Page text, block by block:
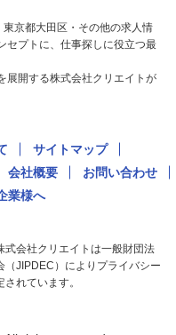
東京都大田区・その他の求人情
セプトに、仕事探しに役立つ最
展開する株式会社クリエイトが
サイトマップ
会社概要
お問い合わせ
業様へ
式会社クリエイトは一般財団法
（JIPDEC）によりプライバシー
れています。